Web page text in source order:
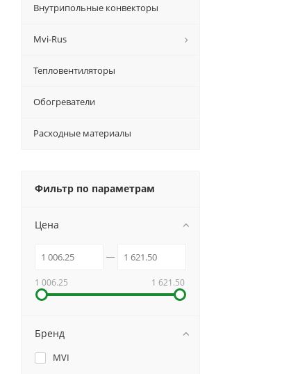
Внутрипольные конвекторы
Mvi-Rus
Тепловентиляторы
Обогреватели
Расходные материалы
Фильтр по параметрам
Цена
1 006.25 1 621.50
Бренд
MVI